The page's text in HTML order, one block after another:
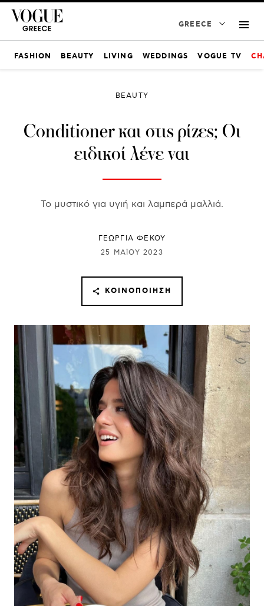
GREECE
FASHION BEAUTY LIVING WEDDINGS VOGUE TV
BEAUTY
Conditioner και στις ρίζες; Οι
ειδικοί λένε ναι
Το μυστικό για υγιή και λαμπερά μαλλιά.
ΓΕΩΡΓΙΑ ΦΕΚΟΥ
25 ΜΑΪ́ΟΥ 2023
ΚΟΙΝΟΠΟΊΗΣΗ